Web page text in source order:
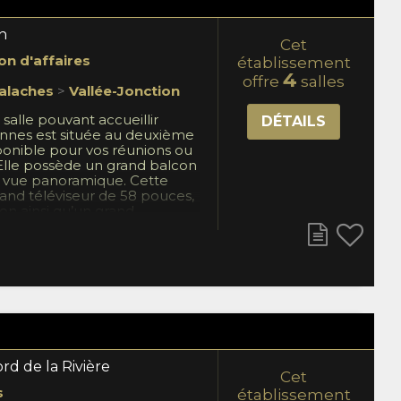
d'affaires
> Vallée-Jonction
pouvant accueillir
est située au deuxième
pour vos réunions ou
possède un grand balcon
panoramique. Cette
téléviseur de 58 pouces,
ainsi qu’un grand
Vous aurez aussi accès
boissons du restaurant
suite corporative à louer
votre hébergement.
Cet
établissement
offre4 salles
DÉTAILS
de la Rivière
Cet
établissement